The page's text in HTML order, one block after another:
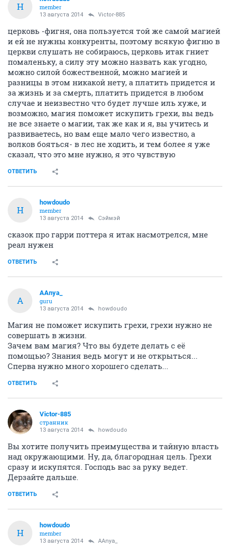
H
member
13 августа 2014 Victor-885
церковь -фигня, она пользуется той же самой магией
и ей не нужны конкуренты, поэтому всякую фигню в
церкви слушать не собираюсь, церковь итак гниет
помаленьку, а силу эту можно назвать как угодно,
можно силой божественной, можно магией и
разницы в этом никакой нету, а платить придется и
за жизнь и за смерть, платить придется в любом
случае и неизвестно что будет лучше иль хуже, и
возможно, магия поможет искупить грехи, вы ведь
не все знаете о магии, так же как и я, вы учитесь и
развиваетесь, но вам еще мало чего известно, а
волков бояться- в лес не ходить, и тем более я уже
сказал, что это мне нужно, я это чувствую
ОТВЕТИТЬ
H
howdoudo
member
13 августа 2014 Сэймэй
сказок про гарри поттера я итак насмотрелся, мне
реал нужен
ОТВЕТИТЬ
A
AAnya_
guru
13 августа 2014 howdoudo
Магия не поможет искупить грехи, грехи нужно не
совершать в жизни.
Зачем вам магия? Что вы будете делать с её
помощью? Знания ведь могут и не открыться...
Сперва нужно много хорошего сделать...
ОТВЕТИТЬ
Victor-885
странник
13 августа 2014 howdoudo
Вы хотите получить преимущества и тайную власть
над окружающими. Ну, да, благородная цель. Грехи
сразу и искупятся. Господь вас за руку ведет.
Дерзайте дальше.
ОТВЕТИТЬ
H
howdoudo
member
13 августа 2014 AAnya_